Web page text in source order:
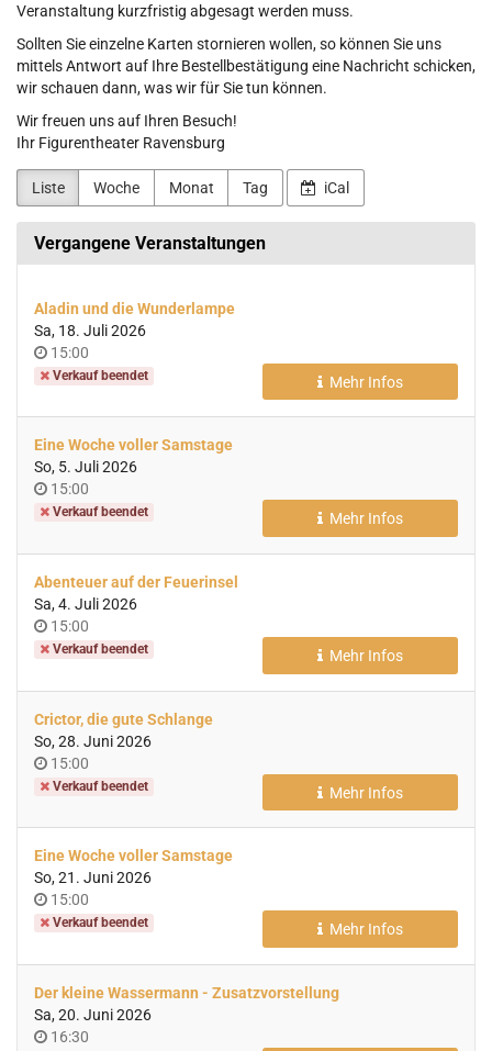
Veranstaltung kurzfristig abgesagt werden muss.
Sollten Sie einzelne Karten stornieren wollen, so können Sie uns
mittels Antwort auf Ihre Bestellbestätigung eine Nachricht schicken,
wir schauen dann, was wir für Sie tun können.
Wir freuen uns auf Ihren Besuch!
Ihr Figurentheater Ravensburg
Liste Woche Monat Tag iCal
Vergangene Veranstaltungen
Aladin und die Wunderlampe
Sa, 18. Juli 2026
Uhrzeit
15:00
Verkauf beendet Mehr Infos
Eine Woche voller Samstage
So, 5. Juli 2026
Uhrzeit
15:00
Verkauf beendet Mehr Infos
Abenteuer auf der Feuerinsel
Sa, 4. Juli 2026
Uhrzeit
15:00
Verkauf beendet Mehr Infos
Crictor, die gute Schlange
So, 28. Juni 2026
Uhrzeit
15:00
Verkauf beendet Mehr Infos
Eine Woche voller Samstage
So, 21. Juni 2026
Uhrzeit
15:00
Verkauf beendet Mehr Infos
Der kleine Wassermann - Zusatzvorstellung
Sa, 20. Juni 2026
Uhrzeit
16:30